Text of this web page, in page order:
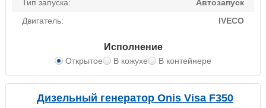
Тип запуска:
Автозапуск
Двигатель:
IVECO
Исполнение
Открытое В кожухе В контейнере
Дизельный генератор Onis Visa F350